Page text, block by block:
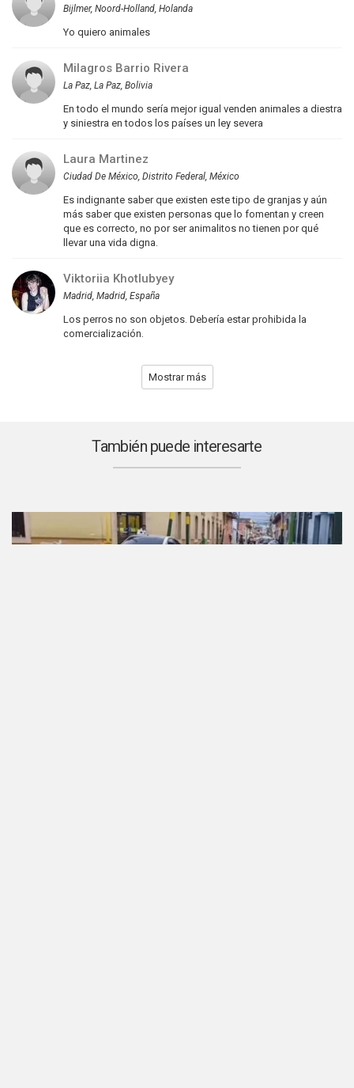
Bijlmer, Noord-Holland, Holanda
Yo quiero animales
Milagros Barrio Rivera
La Paz, La Paz, Bolivia
En todo el mundo sería mejor igual venden animales a diestra
y siniestra en todos los países un ley severa
Laura Martinez
Ciudad De México, Distrito Federal, México
Es indignante saber que existen este tipo de granjas y aún
más saber que existen personas que lo fomentan y creen
que es correcto, no por ser animalitos no tienen por qué
llevar una vida digna.
Viktoriia Khotlubyey
Madrid, Madrid, España
Los perros no son objetos. Debería estar prohibida la
comercialización.
Mostrar más
También puede interesarte